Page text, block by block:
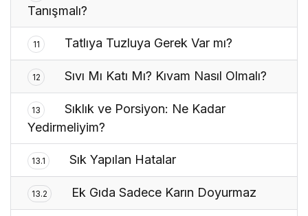
Tanışmalı?
11 Tatlıya Tuzluya Gerek Var mı?
12 Sıvı Mı Katı Mı? Kıvam Nasıl Olmalı?
13
Sıklık ve Porsiyon: Ne Kadar
Yedirmeliyim?
13.1 Sık Yapılan Hatalar
13.2 Ek Gıda Sadece Karın Doyurmaz